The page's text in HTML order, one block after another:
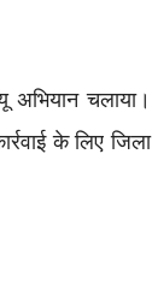
अभियान चलाया।
के लिए जिला